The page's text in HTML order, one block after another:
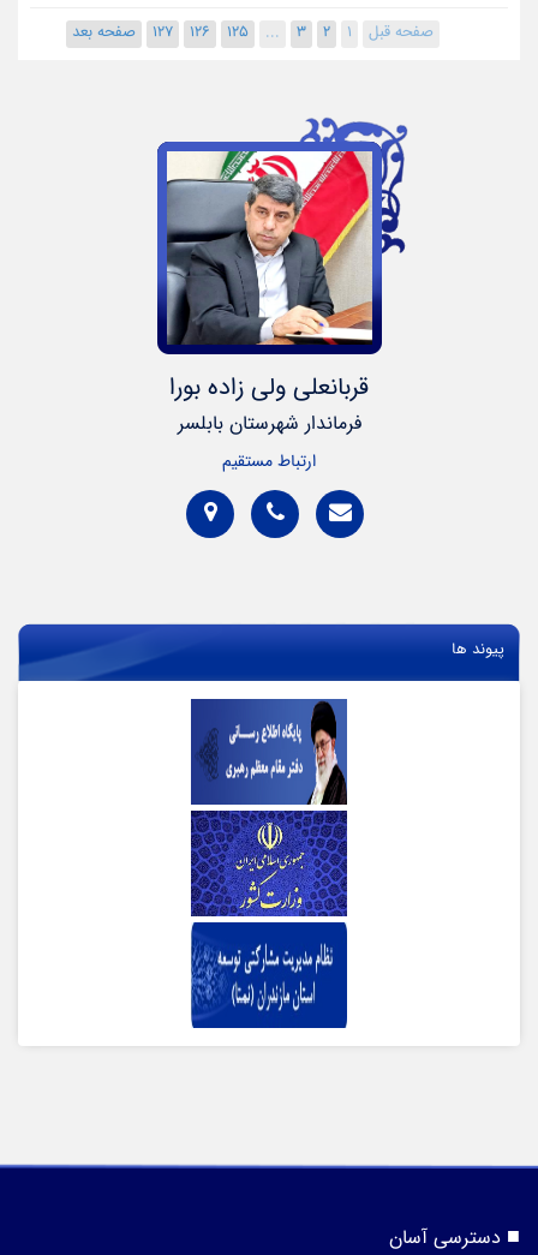
صفحه قبل 1
2
3
...
125
126
127 صفحه بعد
قربانعلی ولی زاده بورا
فرماندار شهرستان بابلسر
ارتباط مستقیم
پیوند ها
دسترسی آسان